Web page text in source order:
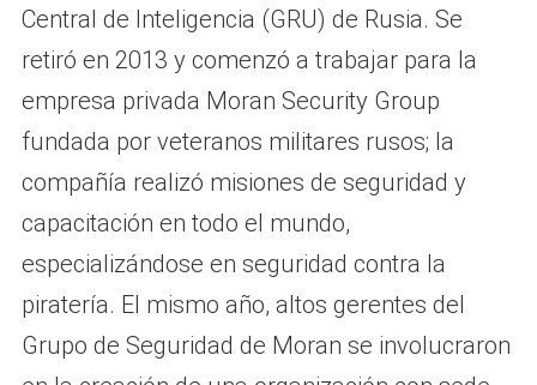
Central de Inteligencia (GRU) de Rusia. Se
retiró en 2013 y comenzó a trabajar para la
empresa privada Moran Security Group
fundada por veteranos militares rusos; la
compañía realizó misiones de seguridad y
capacitación en todo el mundo,
especializándose en seguridad contra la
piratería. El mismo año, altos gerentes del
Grupo de Seguridad de Moran se involucraron